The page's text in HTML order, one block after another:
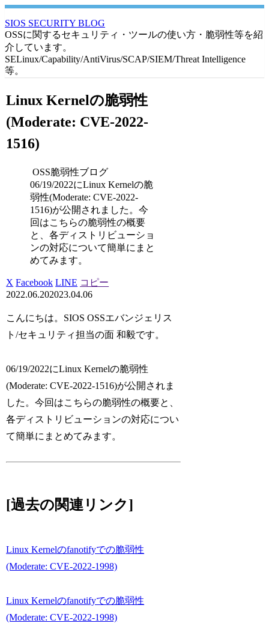
SIOS SECURITY BLOG
OSSに関するセキュリティ・ツールの使い方・脆弱性等を紹
介しています。
SELinux/Capability/AntiVirus/SCAP/SIEM/Threat Intelligence
等。
Linux Kernelの脆弱性
(Moderate: CVE-2022-
1516)
OSS脆弱性ブログ
06/19/2022にLinux Kernelの脆
弱性(Moderate: CVE-2022-
1516)が公開されました。今
回はこちらの脆弱性の概要
と、各ディストリビューショ
ンの対応について簡単にまと
めてみます。
X Facebook LINE コピー
2022.06.202023.04.06
こんにちは。SIOS OSSエバンジェリス
ト/セキュリティ担当の面 和毅です。
06/19/2022にLinux Kernelの脆弱性
(Moderate: CVE-2022-1516)が公開されま
した。今回はこちらの脆弱性の概要と、
各ディストリビューションの対応につい
て簡単にまとめてみます。
[過去の関連リンク]
Linux Kernelのfanotifyでの脆弱性
(Moderate: CVE-2022-1998)
Linux Kernelのfanotifyでの脆弱性
(Moderate: CVE-2022-1998)